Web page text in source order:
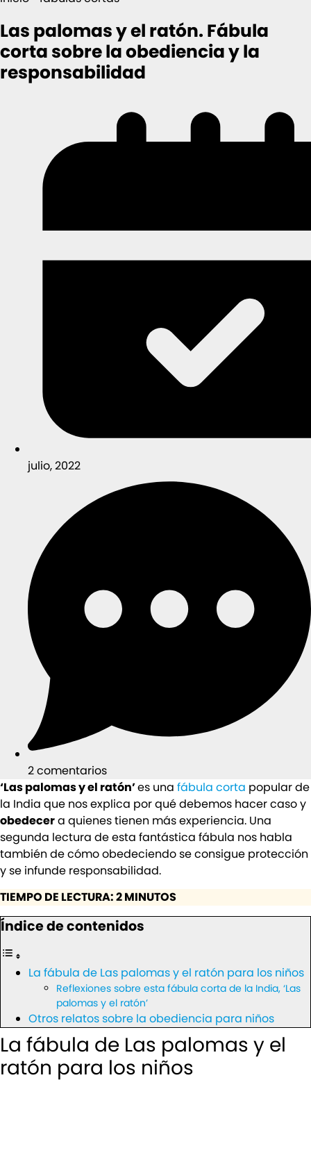
Las palomas y el ratón. Fábula
corta sobre la obediencia y la
responsabilidad
julio, 2022
2 comentarios
‘Las palomas y el ratón’es una fábula corta popular de
la India que nos explica por qué debemos hacer caso y
obedecera quienes tienen más experiencia. Una
segunda lectura de esta fantástica fábula nos habla
también de cómo obedeciendo se consigue protección
y se infunde responsabilidad.
TIEMPO DE LECTURA: 2 MINUTOS
Índice de contenidos
La fábula de Las palomas y el ratón para los niños
Reflexiones sobre esta fábula corta de la India, ‘Las
palomas y el ratón’
Otros relatos sobre la obediencia para niños
La fábula de Las palomas y el
ratón para los niños